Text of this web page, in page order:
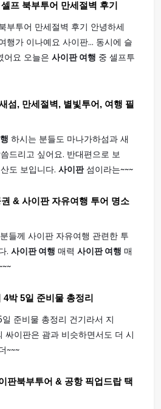
셀프 북부투어 만세절벽 후기
부투어 만세절벽 후기 안녕하세
행가 이나예요 사이판... 동시에 슬
어요 오늘은 사이판 여행 중 셀프투
섬, 만세절벽, 별빛투어, 여행 필
하시는 분들도 마나가하섬과 새
드리고 싶어요. 반대편으로 보
도 보입니다. 사이판섬이라는~~~
& 사이판 자유여행 투어 명소
들께 사이판 자유여행 관련한 투
. 사이판 여행 매력 사이판 여행 매
4박 5일 준비물 총정리
준비물 총정리 건기라서 지
싸이판은 괌과 비슷하면서도 더 시
~~~
판북부투어 & 공항 픽업드랍 택